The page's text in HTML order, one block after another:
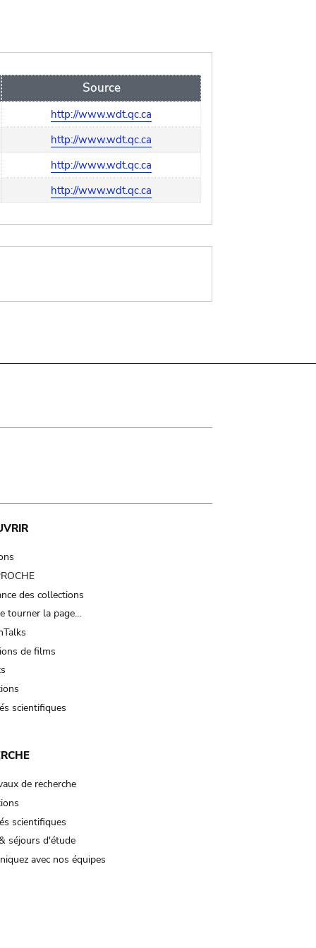
Source
http://www.wdt.qc.ca
http://www.wdt.qc.ca
http://www.wdt.qc.ca
http://www.wdt.qc.ca
des collections
tourner la page…
de films
scientifiques
de recherche
scientifiques
séjours d'étude
avec nos équipes